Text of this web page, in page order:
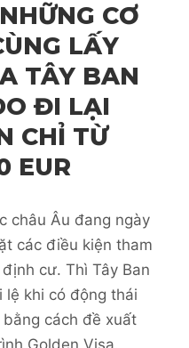
CƠ
LẤY
TÂY BAN
ĐI LẠI
CHỈ TỪ
EUR
châu Âu đang ngày
các điều kiện tham
cư. Thì Tây Ban
lệ khi có động thái
cách đề xuất